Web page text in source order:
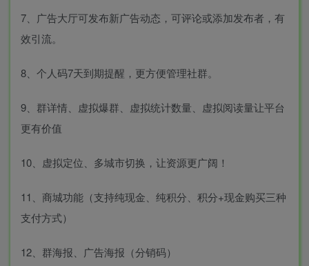
7、广告大厅可发布新广告动态，可评论或添加发布者，有
效引流。
8、个人码7天到期提醒，更方便管理社群。
9、群详情、虚拟爆群、虚拟统计数量、虚拟阅读量让平台
更有价值
10、虚拟定位、多城市切换，让资源更广阔！
11、商城功能（支持纯现金、纯积分、积分+现金购买三种
支付方式）
12、群海报、广告海报（分销码）